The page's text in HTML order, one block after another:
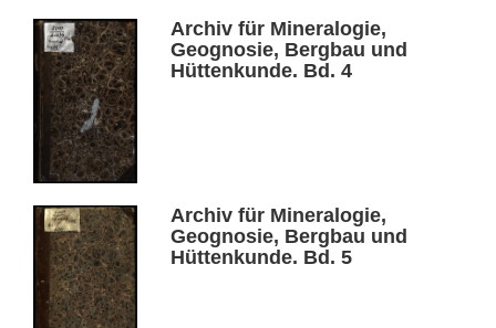
Archiv für Mineralogie,
Geognosie, Bergbau und
Hüttenkunde. Bd. 4
Archiv für Mineralogie,
Geognosie, Bergbau und
Hüttenkunde. Bd. 5